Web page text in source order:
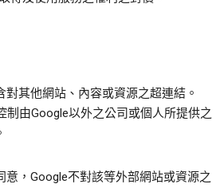
對其他網站、內容或資源之超連結。
制由Google以外之公司或個人所提供之
意，Google不對該等外部網站或資源之